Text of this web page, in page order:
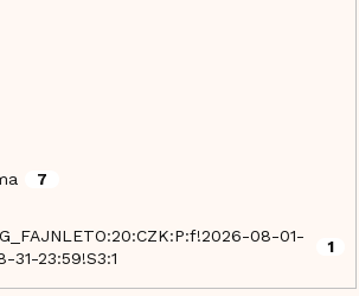
7
23:59!S3:1
1